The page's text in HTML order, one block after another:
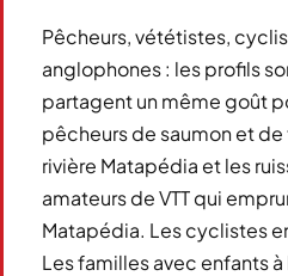
Pêcheurs, vététistes,
anglophones : les profils
partagent un même goût
pêcheurs de saumon et
rivière Matapédia et les
amateurs de VTT qui
Matapédia. Les cyclistes
Les familles avec enfants